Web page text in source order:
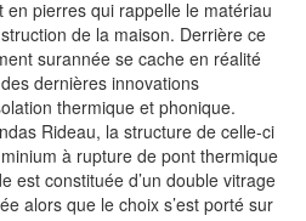
pierres qui rappelle le matériau
de la maison. Derrière ce
surannée se cache en réalité
dernières innovations
thermique et phonique.
Rideau, la structure de celle-ci
à rupture de pont thermique
est constituée d’un double vitrage
alors que le choix s’est porté sur